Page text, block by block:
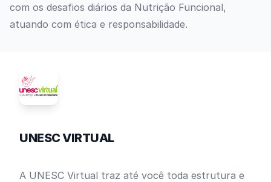
com os desafios diários da Nutrição Funcional,
atuando com ética e responsabilidade.
UNESC VIRTUAL
A UNESC Virtual traz até você toda estrutura e